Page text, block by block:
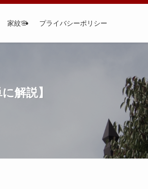
家紋🌸 プライバシーポリシー
解説】